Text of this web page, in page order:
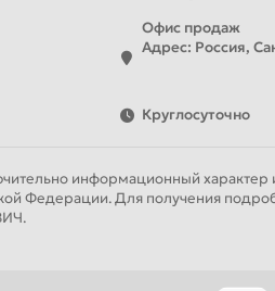
Офис продаж
Адрес: Россия,
Круглосуточно
информационный характер
Федерации. Для получения